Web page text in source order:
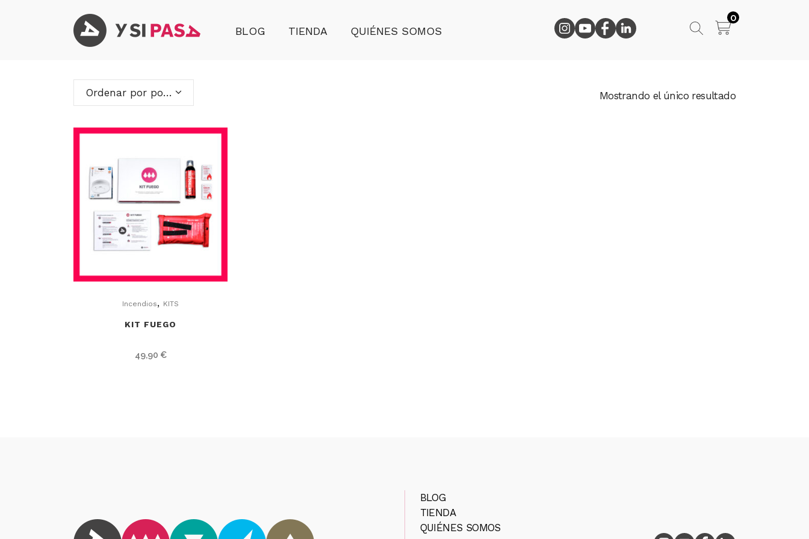
BLOG TIENDA QUIÉNES SOMOS
0
Mostrando el único resultado
Ordenar por popularidad
Incendios, KITS
KIT FUEGO
49,90 €
BLOG
TIENDA
QUIÉNES SOMOS